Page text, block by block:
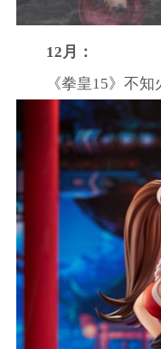
12月：
《拳皇15》不